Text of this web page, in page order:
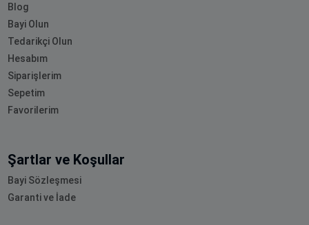
Blog
Bayi Olun
Tedarikçi Olun
Hesabım
Siparişlerim
Sepetim
Favorilerim
Şartlar ve Koşullar
Bayi Sözleşmesi
Garanti ve İade